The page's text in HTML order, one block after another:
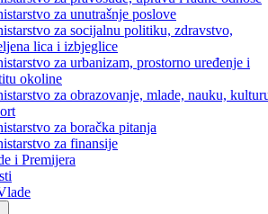
za privredu
za pravosuđe, upravu i radne odnose
za unutrašnje poslove
za socijalnu politiku, zdravstvo,
lica i izbjeglice
za urbanizam, prostorno uređenje i
okoline
za obrazovanje, mlade, nauku,
za boračka pitanja
za finansije
i Premijera